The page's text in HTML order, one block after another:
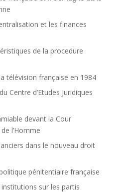
et les finances
de la procedure
télévision française en 1984
Centre d’Etudes Juridiques
devant la Cour
l’Homme
dans le nouveau droit
pénitentiaire française
institutions sur les partis